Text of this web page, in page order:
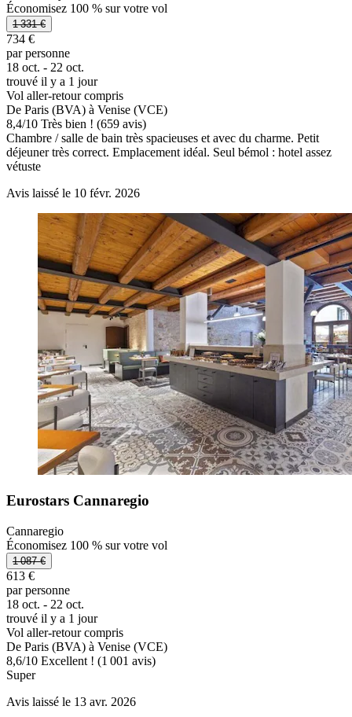
Économisez 100 % sur votre vol
1 331 €
734 €
par personne
18 oct. - 22 oct.
trouvé il y a 1 jour
Vol aller-retour compris
De Paris (BVA) à Venise (VCE)
8,4/10 Très bien ! (659 avis)
Chambre / salle de bain très spacieuses et avec du charme. Petit
déjeuner très correct. Emplacement idéal. Seul bémol : hotel assez
vétuste
Avis laissé le 10 févr. 2026
Eurostars Cannaregio
Cannaregio
Économisez 100 % sur votre vol
1 087 €
613 €
par personne
18 oct. - 22 oct.
trouvé il y a 1 jour
Vol aller-retour compris
De Paris (BVA) à Venise (VCE)
8,6/10 Excellent ! (1 001 avis)
Super
Avis laissé le 13 avr. 2026